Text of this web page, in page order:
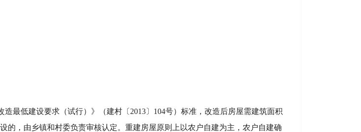
造最低建设要求（试行）》（建村 〔2013〕104号）标准，改造后房屋需建筑面积
的，由乡镇和村委负责审核认定。重建房屋原则上以农户自建为主，农户自建确